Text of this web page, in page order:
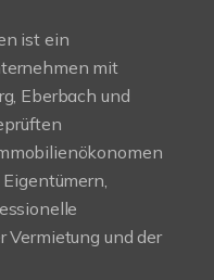
ist ein
mit
Eberbach und
Vermietung und der